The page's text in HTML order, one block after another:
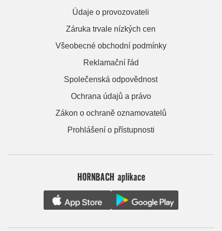
Údaje o provozovateli
Záruka trvale nízkých cen
Všeobecné obchodní podmínky
Reklamační řád
Společenská odpovědnost
Ochrana údajů a právo
Zákon o ochraně oznamovatelů
Prohlášení o přístupnosti
HORNBACH aplikace